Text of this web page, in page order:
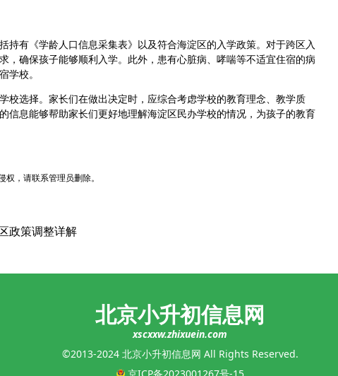
有《学龄人口信息采集表》以及符合海淀区的入学政策。对于跨区入
，确保孩子能够顺利入学。此外，患有心脏病、哮喘等不适宜住宿的病
学校。
选择。家长们在做出决定时，应综合考虑学校的教育理念、教学质
信息能够帮助家长们更好地理解海淀区民办学校的情况，为孩子的教育
，请联系管理员删除。
政策调整详解
北京小升初信息网
xscxxw.zhixuein.com
©2013-2024 北京小升初信息网 All Rights Reserved.